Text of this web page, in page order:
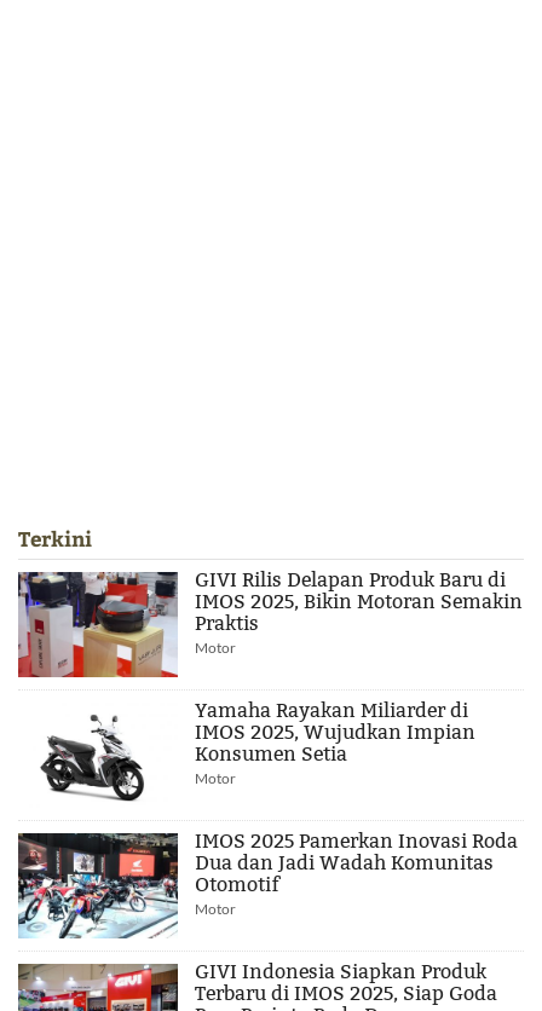
Terkini
GIVI Rilis Delapan Produk Baru di
IMOS 2025, Bikin Motoran Semakin
Praktis
Motor
Yamaha Rayakan Miliarder di
IMOS 2025, Wujudkan Impian
Konsumen Setia
Motor
IMOS 2025 Pamerkan Inovasi Roda
Dua dan Jadi Wadah Komunitas
Otomotif
Motor
GIVI Indonesia Siapkan Produk
Terbaru di IMOS 2025, Siap Goda